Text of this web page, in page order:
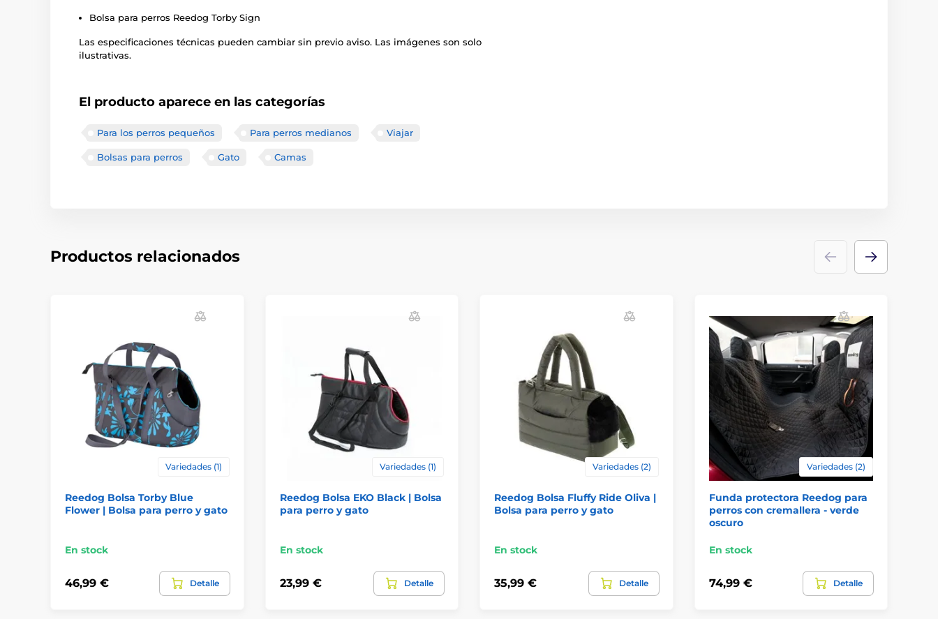
Bolsa para perros Reedog Torby Sign
Las especificaciones técnicas pueden cambiar sin previo aviso. Las imágenes son solo
ilustrativas.
El producto aparece en las categorías
Para los perros pequeños Para perros medianos Viajar
Bolsas para perros Gato Camas
Productos relacionados
Variedades (1)
Reedog Bolsa Torby Blue
Flower | Bolsa para perro y gato
En stock
46,99 € Detalle
Variedades (1)
Reedog Bolsa EKO Black | Bolsa
para perro y gato
En stock
23,99 € Detalle
Variedades (2)
Reedog Bolsa Fluffy Ride Oliva |
Bolsa para perro y gato
En stock
35,99 € Detalle
Variedades (2)
Funda protectora Reedog para
perros con cremallera - verde
oscuro
En stock
74,99 € Detalle